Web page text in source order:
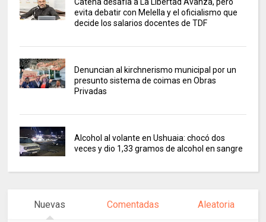
evita debatir con Melella y el oficialismo que
decide los salarios docentes de TDF
Denuncian al kirchnerismo municipal por un
presunto sistema de coimas en Obras
Privadas
Alcohol al volante en Ushuaia: chocó dos
veces y dio 1,33 gramos de alcohol en sangre
Nuevas Comentadas Aleatoria